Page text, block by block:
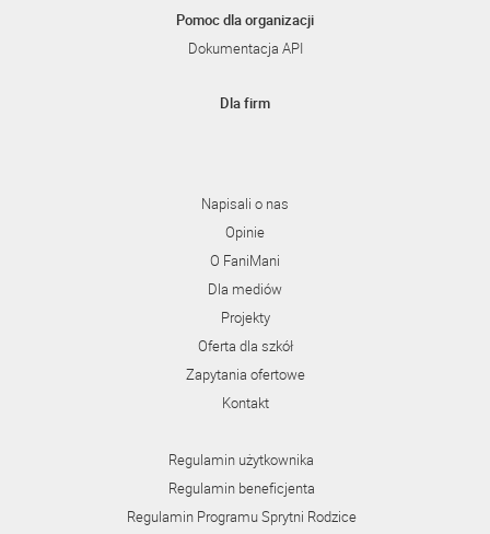
Pomoc dla organizacji
Dokumentacja API
Dla firm
Napisali o nas
Opinie
O FaniMani
Dla mediów
Projekty
Oferta dla szkół
Zapytania ofertowe
Kontakt
Regulamin użytkownika
Regulamin beneficjenta
Regulamin Programu Sprytni Rodzice